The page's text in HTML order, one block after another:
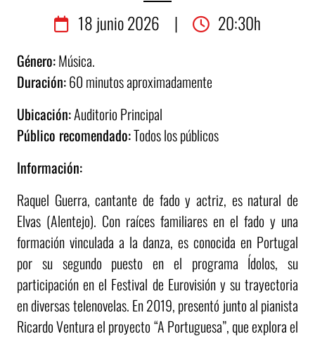
18 junio2026 | 20:30h
Género:Música.
Duración:60 minutos aproximadamente
Ubicación:Auditorio Principal
Público recomendado:Todos los públicos
Información:
Raquel Guerra, cantante de fado y actriz, es natural de
Elvas (Alentejo). Con raíces familiares en el fado y una
formación vinculada a la danza, es conocida en Portugal
por su segundo puesto en el programa Ídolos, su
participación en el Festival de Eurovisión y su trayectoria
en diversas telenovelas. En 2019, presentó junto al pianista
Ricardo Ventura el proyecto “A Portuguesa”, que explora el